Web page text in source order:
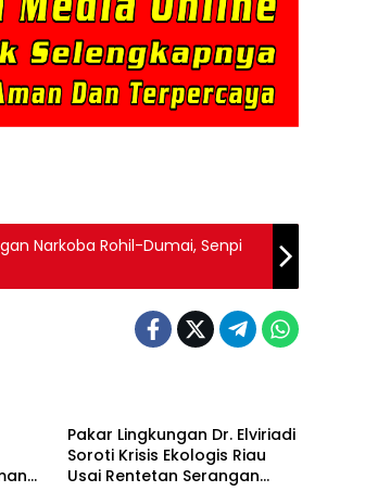
Narkoba Rohil-Dumai, Senpi
Pakar Lingkungan Dr. Elviriadi
Soroti Krisis Ekologis Riau
Usai Rentetan Serangan
Berita